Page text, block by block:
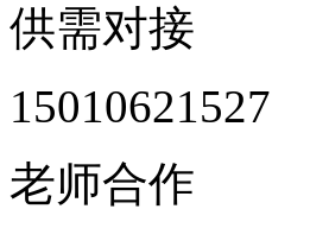
供需对接
15010621527
老师合作